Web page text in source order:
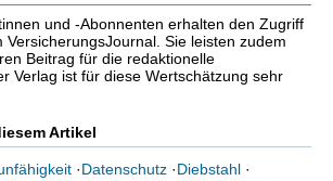
und -Abonnenten erhalten den Zugriff
VersicherungsJournal. Sie leisten zudem
Beitrag für die redaktionelle
Verlag ist für diese Wertschätzung sehr
Artikel
·Datenschutz ·Diebstahl ·